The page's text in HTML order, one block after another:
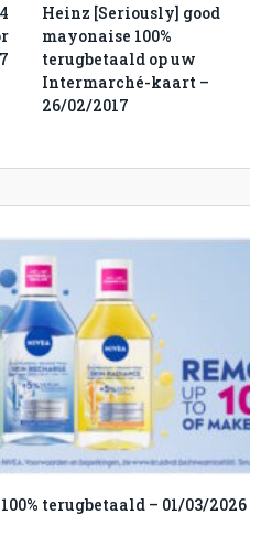
Heinz [Seriously] good
mayonaise 100%
terugbetaald op uw
Intermarché-kaart –
26/02/2017
terugbetaald – 01/03/2026